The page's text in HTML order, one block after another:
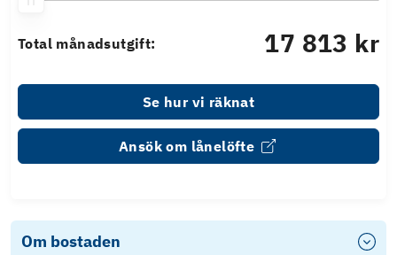
Total månadsutgift: 17 813 kr
Se hur vi räknat
Ansök om lånelöfte
Om bostaden